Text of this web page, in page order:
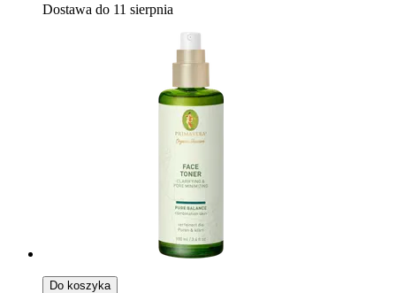
Dostawa do 11 sierpnia
Do koszyka